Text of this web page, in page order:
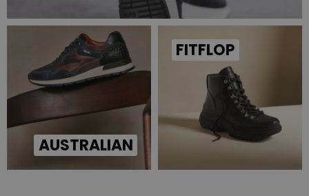
AUSTRALIAN
FITFLOP